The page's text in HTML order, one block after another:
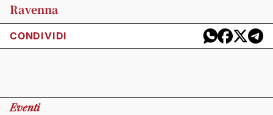
Ravenna
CONDIVIDI
Eventi